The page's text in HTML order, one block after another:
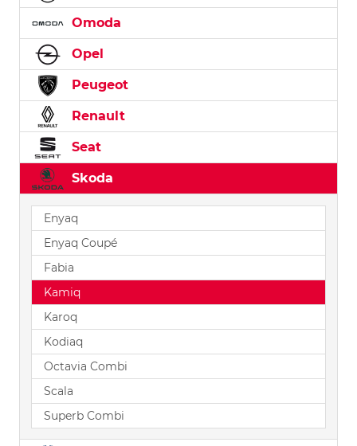
Omoda
Opel
Peugeot
Renault
Seat
Skoda
Enyaq
Enyaq Coupé
Fabia
Kamiq
Karoq
Kodiaq
Octavia Combi
Scala
Superb Combi